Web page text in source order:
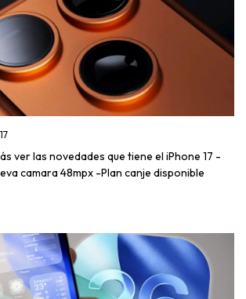
ver las novedades que tiene el iPhone 17 -
camara 48mpx -Plan canje disponible